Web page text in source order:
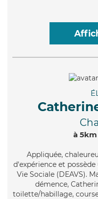
à 5km
Appliquée,
d'expérience et
Vie Sociale (DEAVS).
démence,
toilette/habillage,